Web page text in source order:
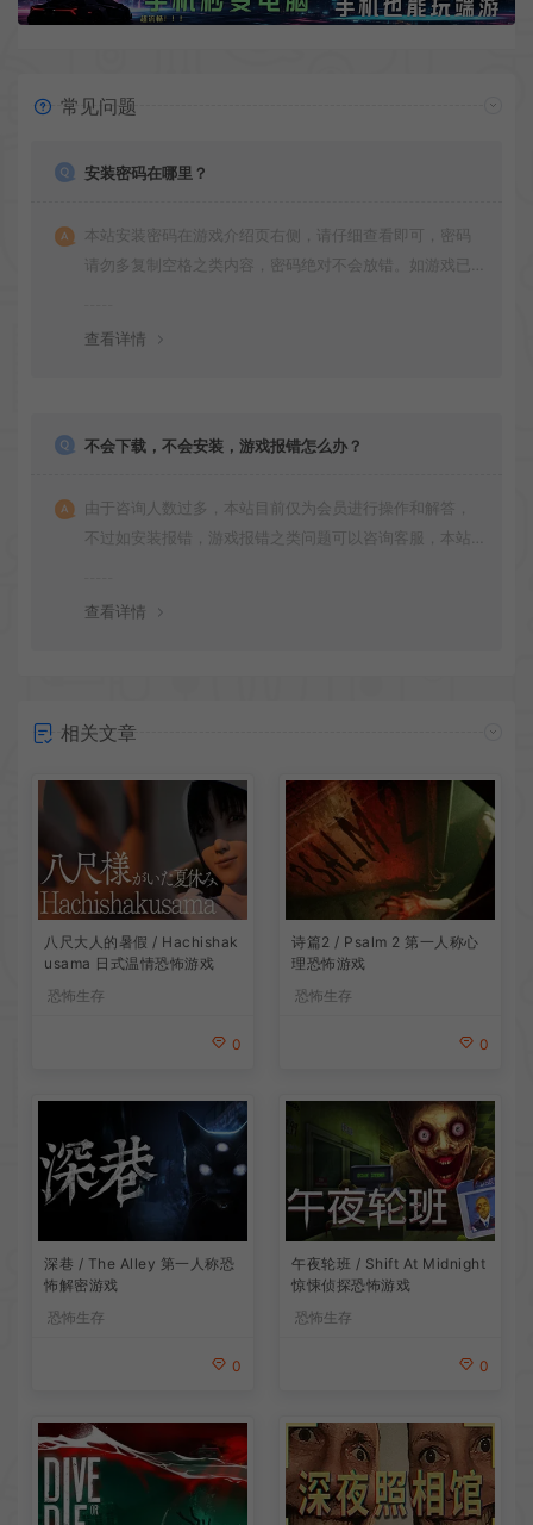
常见问题
安装密码在哪里？
本站安装密码在游戏介绍页右侧，请仔细查看即可，密码
请勿多复制空格之类内容，密码绝对不会放错。如游戏已
查看详情
不会下载，不会安装，游戏报错怎么办？
由于咨询人数过多，本站目前仅为会员进行操作和解答，
不过如安装报错，游戏报错之类问题可以咨询客服，本站
查看详情
相关文章
八尺大人的暑假 / Hachishak
usama 日式温情恐怖游戏
恐怖生存
0
诗篇2 / Psalm 2 第一人称心
理恐怖游戏
恐怖生存
0
深巷 / The Alley 第一人称恐
怖解密游戏
恐怖生存
0
午夜轮班 / Shift At Midnight
惊悚侦探恐怖游戏
恐怖生存
0